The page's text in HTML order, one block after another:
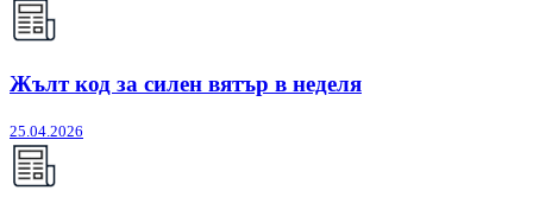
Жълт код за силен вятър в неделя
25.04.2026